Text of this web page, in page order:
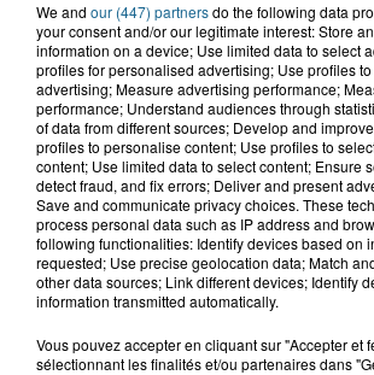
LES TITRES
TUBES DIFFUSÉS
11h56
11h56 11h53
11h53
We and our (447) partnersdo the following data
your consent and/or our legitimate interest: Store
information on a device; Use limited data to select
profiles for personalised advertising; Use profiles
advertising; Measure advertising performance;
performance; Understand audiences through
of data from different sources; Develop and
profiles to personalise content; Use profiles to
content; Use limited data to select content; Ensure
detect fraud, and fix errors; Deliver and present
Save and communicate privacy choices. These
process personal data such as IP address and
following functionalities: Identify devices based on
requested; Use precise geolocation data; Match
other data sources; Link different devices; Identify
information transmitted automatically.
Vous pouvez accepter en cliquant sur "Accepter et
sélectionnant les finalités et/ou partenaires dans